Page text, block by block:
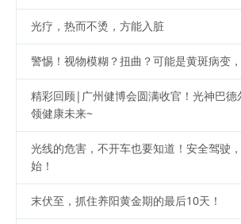
光疗，热而不烫，方能入脏
警惕！视物模糊？扭曲？可能是黄斑病变
精彩回顾|广州健博会圆满收官！光神巴德
领健康未来~
光线的危害，不开车也要知道！安全驾驶
始！
末伏至，抓住养阳黄金期的最后10天！